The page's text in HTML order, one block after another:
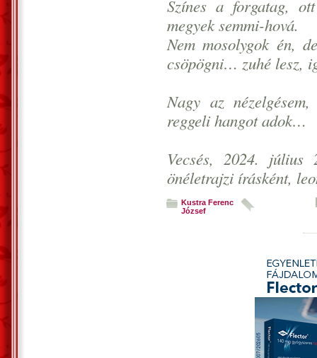
Színes a forgatag,
megyek semmi-hová.
Nem mosolygok én,
csöpögni… zuhé lesz,
Nagy az
reggeli hangot adok…
Vecsés, 2024. július
önéletrajzi írásként,
Kustra Ferenc
József